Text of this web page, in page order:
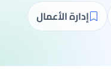
إدارة الأعمال